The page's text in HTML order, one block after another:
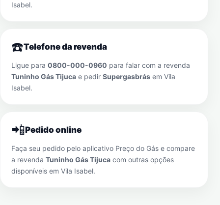
Isabel.
☎️Telefone da revenda
Ligue para 0800-000-0960 para falar com a revenda
Tuninho Gás Tijuca e pedir Supergasbrás em Vila
Isabel.
📲Pedido online
Faça seu pedido pelo aplicativo Preço do Gás e compare
a revenda Tuninho Gás Tijuca com outras opções
disponíveis em Vila Isabel.